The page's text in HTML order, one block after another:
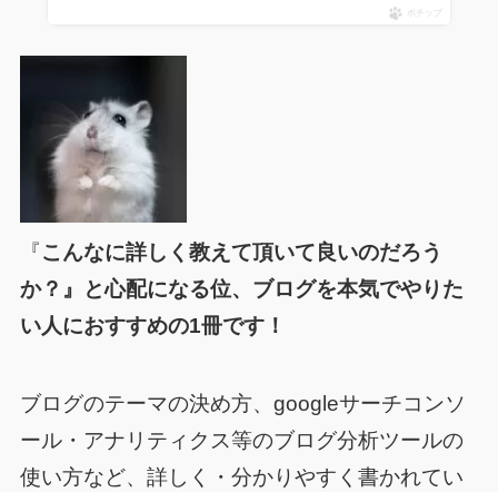
ポチップ
『こんなに詳しく教えて頂いて良いのだろう
か？』と心配になる位、ブログを本気でやりた
い人におすすめの1冊です！
ブログのテーマの決め方、googleサーチコンソ
ール・アナリティクス等のブログ分析ツールの
使い方など、詳しく・分かりやすく書かれてい